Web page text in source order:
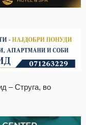
– Струга, во